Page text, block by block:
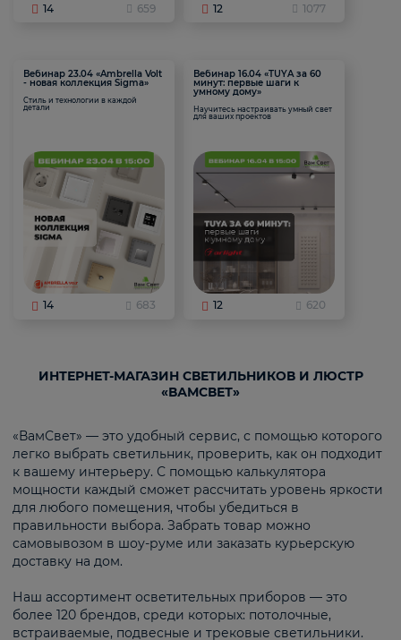
14 659 12 1077
Вебинар 23.04 «Ambrella Volt
- новая коллекция Sigma»
Стиль и технологии в каждой
детали
14 683
Вебинар 16.04 «TUYA за 60
минут: первые шаги к
умному дому»
Научитесь настраивать умный свет
для ваших проектов
12 620
ИНТЕРНЕТ-МАГАЗИН СВЕТИЛЬНИКОВ И ЛЮСТР
«ВАМСВЕТ»
«ВамСвет» — это удобный сервис, с помощью которого
легко выбрать светильник, проверить, как он подходит
к вашему интерьеру. С помощью калькулятора
мощности каждый сможет рассчитать уровень яркости
для любого помещения, чтобы убедиться в
правильности выбора. Забрать товар можно
самовывозом в шоу-руме или заказать курьерскую
доставку на дом.
Наш ассортимент осветительных приборов — это
более 120 брендов, среди которых: потолочные,
встраиваемые, подвесные и трековые светильники.